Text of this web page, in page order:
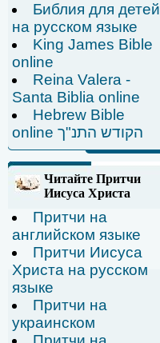
Библия для детей
на русском языке
King James Bible
online
Reina Valera -
Santa Biblia online
Hebrew Bible
online הקודש התנ"ך
Читайте Притчи
Иисуса Христа
Притчи на
английском языке
Притчи Иисуса
Христа на русском
языке
Притчи на
украинском